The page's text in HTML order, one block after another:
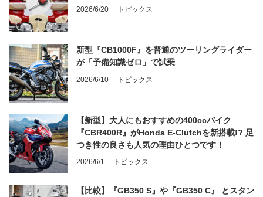
2026/6/20 トピックス
新型『CB1000F』を普通のツーリングライダー
が「予備知識ゼロ」で試乗
2026/6/10 トピックス
【新型】大人にもおすすめの400ccバイク
『CBR400R』がHonda E-Clutchを新搭載!? 足
つき性の良さも人気の理由ひとつです！
2026/6/1 トピックス
【比較】『GB350 S』や『GB350 C』 とスタン